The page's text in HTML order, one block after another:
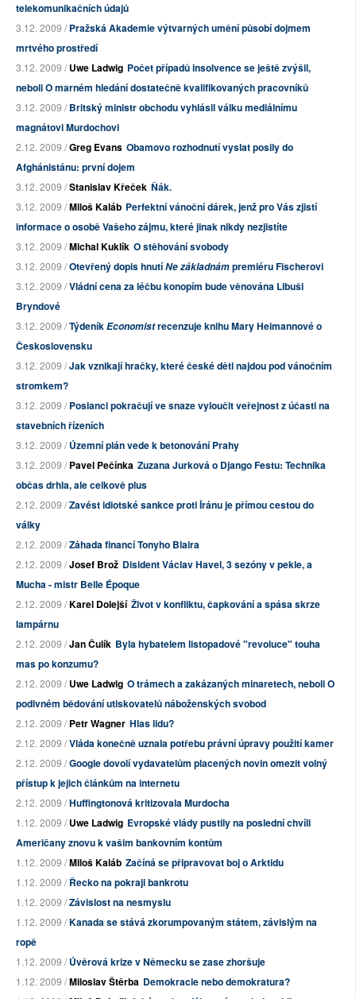
telekomunikačních údajů
3.12. 2009 /Pražská Akademie výtvarných umění působí dojmem
mrtvého prostředí
3.12. 2009 /Uwe Ladwig Počet případů insolvence se ještě zvýšil,
neboli O marném hledání dostatečně kvalifikovaných pracovníků
3.12. 2009 /Britský ministr obchodu vyhlásil válku mediálnímu
magnátovi Murdochovi
2.12. 2009 /Greg Evans Obamovo rozhodnutí vyslat posily do
Afghánistánu: první dojem
3.12. 2009 /Stanislav Křeček Ňák.
3.12. 2009 /Miloš Kaláb Perfektní vánoční dárek, jenž pro Vás zjistí
informace o osobě Vašeho zájmu, které jinak nikdy nezjistíte
3.12. 2009 /Michal Kuklík O stěhování svobody
3.12. 2009 /Otevřený dopis hnutíNe základnámpremiéru Fischerovi
3.12. 2009 /Vládní cena za léčbu konopím bude věnována Libuši
Bryndové
3.12. 2009 /TýdeníkEconomistrecenzuje knihu Mary Heimannové o
Československu
3.12. 2009 /Jak vznikají hračky, které české děti najdou pod vánočním
stromkem?
3.12. 2009 /Poslanci pokračují ve snaze vyloučit veřejnost z účasti na
stavebních řízeních
3.12. 2009 /Územní plán vede k betonování Prahy
3.12. 2009 /Pavel Pečínka Zuzana Jurková o Django Festu: Technika
občas drhla, ale celkově plus
2.12. 2009 /Zavést idiotské sankce proti Íránu je přímou cestou do
války
2.12. 2009 /Záhada financí Tonyho Blaira
2.12. 2009 /Josef Brož Disident Václav Havel, 3 sezóny v pekle, a
Mucha - mistr Belle Époque
2.12. 2009 /Karel Dolejší Život v konfliktu, čapkování a spása skrze
lampárnu
2.12. 2009 /Jan Čulík Byla hybatelem listopadové "revoluce" touha
mas po konzumu?
2.12. 2009 /Uwe Ladwig O trámech a zakázaných minaretech, neboli O
podivném bědování utiskovatelů náboženských svobod
2.12. 2009 /Petr Wagner Hlas lidu?
2.12. 2009 /Vláda konečně uznala potřebu právní úpravy použití kamer
2.12. 2009 /Google dovolí vydavatelům placených novin omezit volný
přístup k jejich článkům na internetu
2.12. 2009 /Huffingtonová kritizovala Murdocha
1.12. 2009 /Uwe Ladwig Evropské vlády pustily na poslední chvíli
Američany znovu k vašim bankovním kontům
1.12. 2009 /Miloš Kaláb Začíná se připravovat boj o Arktidu
1.12. 2009 /Řecko na pokraji bankrotu
1.12. 2009 /Závislost na nesmyslu
1.12. 2009 /Kanada se stává zkorumpovaným státem, závislým na
ropě
1.12. 2009 /Úvěrová krize v Německu se zase zhoršuje
1.12. 2009 /Miloslav Štěrba Demokracie nebo demokratura?